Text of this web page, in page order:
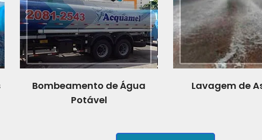
Bombeamento de Água
Potável
Lavagem de